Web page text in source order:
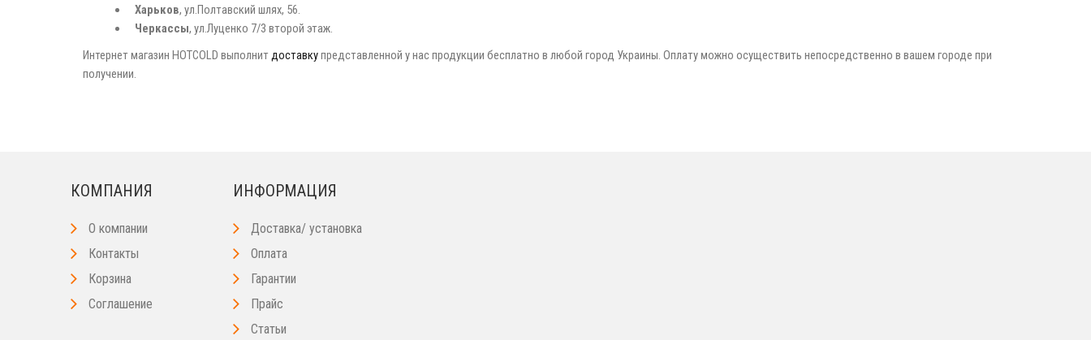
Харьков, ул.Полтавский шлях, 56.
Черкассы, ул.Луценко 7/3 второй этаж.
Интернет магазин HOTCOLD выполнит доставкупредставленной у нас продукции бесплатно в любой город Украины. Оплату можно осуществить непосредственно в вашем городе при
получении.
КОМПАНИЯ
О компании
Контакты
Корзина
Соглашение
ИНФОРМАЦИЯ
Доставка/ установка
Оплата
Гарантии
Прайс
Статьи